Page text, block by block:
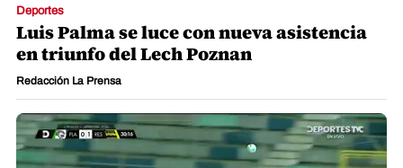
Deportes
Luis Palma se luce con nueva asistencia
en triunfo del Lech Poznan
Redacción La Prensa